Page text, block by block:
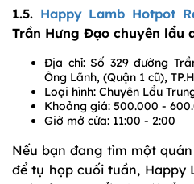
1.5. Happy Lamb Hotpot
Trần Hưng Đạo chuyên lẩu
Địa chỉ: Số 329 đường
Ông Lãnh, (Quận 1 cũ),
Loại hình: Chuyên Lẩu
Khoảng giá: 500.000 -
Giờ mở cửa: 11:00 - 2:00
Nếu bạn đang tìm một
để tụ họp cuối tuần, Happy